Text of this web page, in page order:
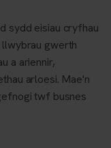
sydd eisiau cryfhau
llwybrau gwerth
a ariennir,
arloesi. Mae'n
twf busnes